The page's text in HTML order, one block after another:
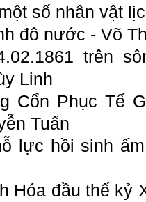
số nhân vật
đô nước - Võ
trên
Linh
Cổn Phục Tế
Tuấn
lực hồi sinh
Hóa đầu thế kỷ